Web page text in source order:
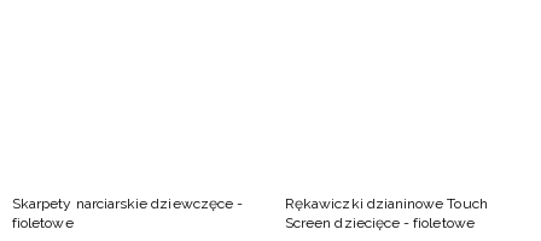
Skarpety narciarskie dziewczęce -
fioletowe
Rękawiczki dzianinowe Touch
Screen dziecięce - fioletowe